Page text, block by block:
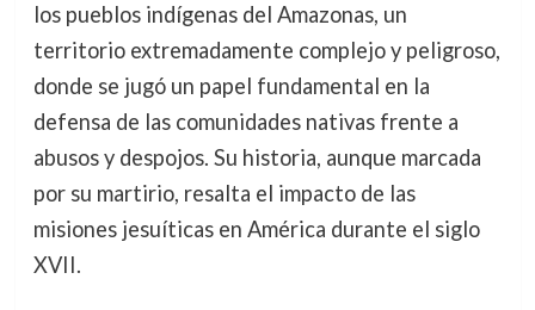
los pueblos indígenas del Amazonas, un
territorio extremadamente complejo y peligroso,
donde se jugó un papel fundamental en la
defensa de las comunidades nativas frente a
abusos y despojos. Su historia, aunque marcada
por su martirio, resalta el impacto de las
misiones jesuíticas en América durante el siglo
XVII.